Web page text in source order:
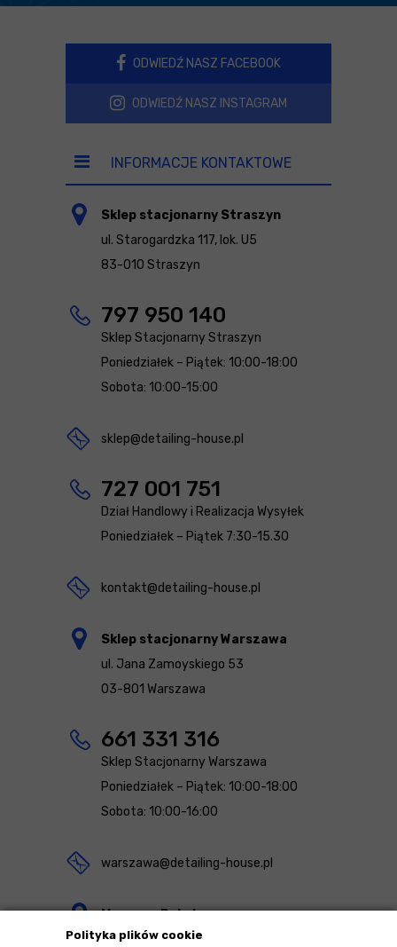
Polityka plików cookie
ODWIEDŹ NASZ FACEBOOK
ODWIEDŹ NASZ INSTAGRAM
INFORMACJE KONTAKTOWE
Sklep stacjonarny Straszyn
ul. Starogardzka 117, lok. U5
83-010 Straszyn
797 950 140
Sklep Stacjonarny Straszyn
Poniedziałek – Piątek: 10:00-18:00
Sobota: 10:00-15:00
sklep@detailing-house.pl
727 001 751
Dział Handlowy i Realizacja Wysyłek
Poniedziałek – Piątek 7:30-15.30
kontakt@detailing-house.pl
Sklep stacjonarny Warszawa
ul. Jana Zamoyskiego 53
03-801 Warszawa
661 331 316
Sklep Stacjonarny Warszawa
Poniedziałek – Piątek: 10:00-18:00
Sobota: 10:00-16:00
warszawa@detailing-house.pl
Magazyn Rekcin
Nomos Sp. z o.o. sp.k.